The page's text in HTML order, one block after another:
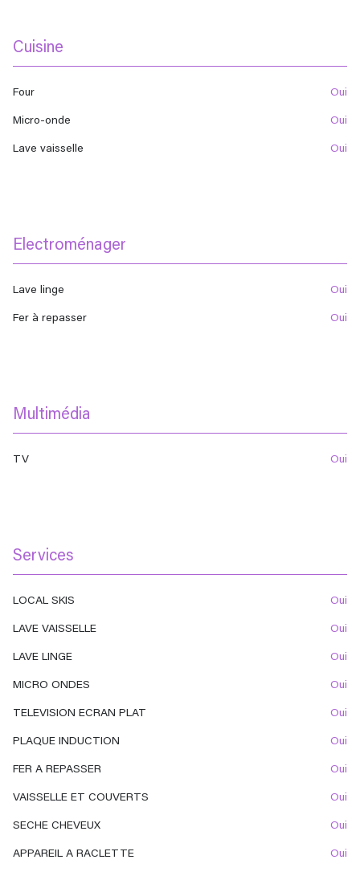
Cuisine
Four oui
Micro-onde oui
Lave vaisselle oui
Electroménager
Lave linge oui
Fer à repasser oui
Multimédia
TV oui
Services
LOCAL SKIS oui
LAVE VAISSELLE oui
LAVE LINGE oui
MICRO ONDES oui
TELEVISION ECRAN PLAT oui
PLAQUE INDUCTION oui
FER A REPASSER oui
VAISSELLE ET COUVERTS oui
SECHE CHEVEUX oui
APPAREIL A RACLETTE oui